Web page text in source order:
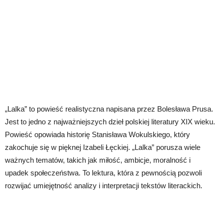
„Lalka” to powieść realistyczna napisana przez Bolesława Prusa.
Jest to jedno z najważniejszych dzieł polskiej literatury XIX wieku.
Powieść opowiada historię Stanisława Wokulskiego, który
zakochuje się w pięknej Izabeli Łęckiej. „Lalka” porusza wiele
ważnych tematów, takich jak miłość, ambicje, moralność i
upadek społeczeństwa. To lektura, która z pewnością pozwoli
rozwijać umiejętność analizy i interpretacji tekstów literackich.